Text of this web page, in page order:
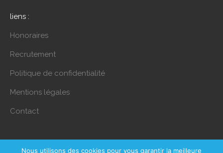
liens :
Honoraires
Recrutement
Politique de confidentialité
Mentions légales
Contact
Nous utilisons des cookies pour vous garantir la meilleure